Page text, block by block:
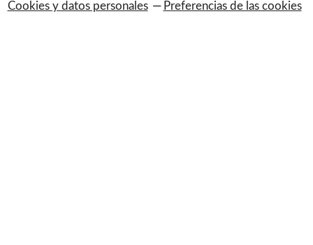
Cookies y datos personales Preferencias de las cookies